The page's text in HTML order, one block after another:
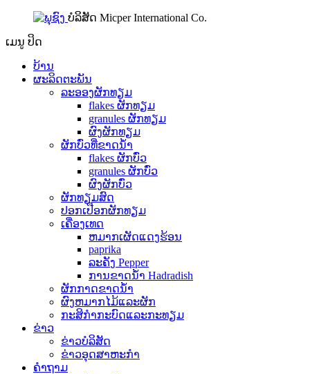
ບໍລິສັດ Micper International Co.
ເມນູ ປິດ
ບ້ານ
ຜະລິດຕະພັນ
ລະອອງຜັກທຽມ
flakes ຜັກທຽມ
granules ຜັກທຽມ
ຜົງຜັກທຽມ
ຜັກບົ່ວທີ່ຂາດນ້ໍາ
flakes ຜັກບົ່ວ
granules ຜັກບົ່ວ
ຜົງຜັກບົ່ວ
ຜັກທຽມສົດ
ປອກເປືອກຜັກທຽມ
ເຄື່ອງເທດ
ຫມາກເຜັດແດງຮ້ອນ
paprika
ລະຄັງ Pepper
ການຂາດນ້ໍາ Hadradish
ຜັກກາດຂາດນ້ໍາ
ຜົງຫມາກໄມ້ແລະຜັກ
ກະສິກໍາກະບົດແລະກະທຽມ
ຂ່າວ
ຂ່າວບໍລິສັດ
ຂ່າວອຸດສາຫະກໍາ
ຄໍາຖາມ